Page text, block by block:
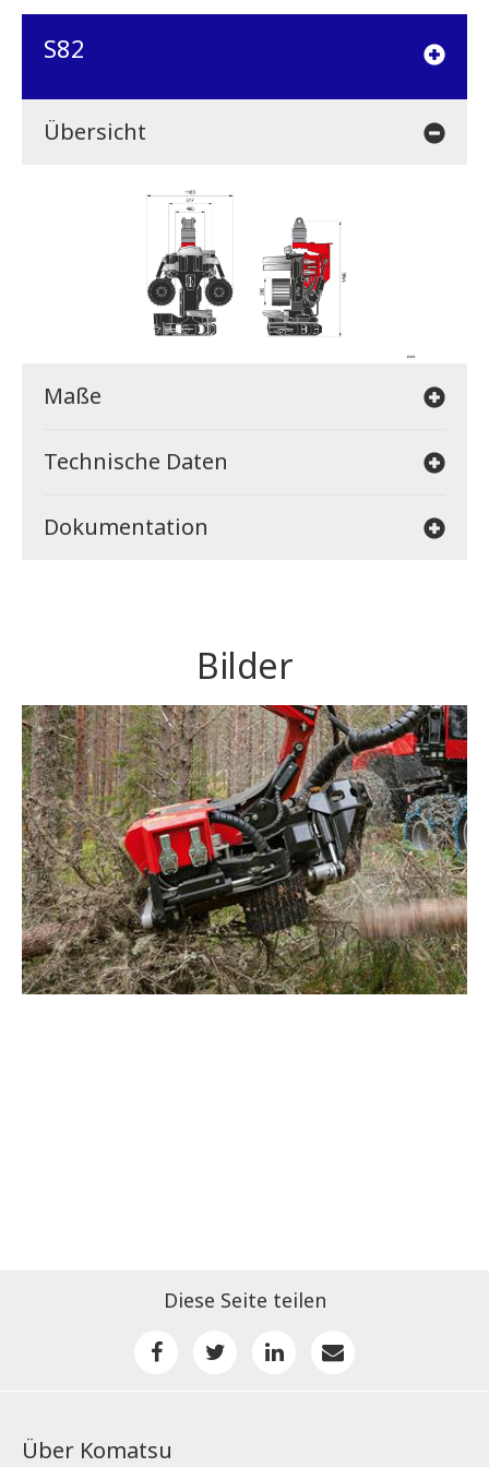
S82
Übersicht
Maße
Technische Daten
Dokumentation
Bilder
Diese Seite teilen
Über Komatsu